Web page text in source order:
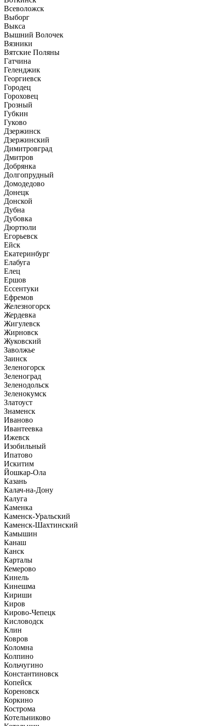
Всеволожск
Выборг
Выкса
Вышний Волочек
Вязники
Вятские Поляны
Гатчина
Геленджик
Георгиевск
Городец
Гороховец
Грозный
Губкин
Гуково
Дзержинск
Дзержинский
Димитровград
Дмитров
Добрянка
Долгопрудный
Домодедово
Донецк
Донской
Дубна
Дубовка
Дюртюли
Егорьевск
Ейск
Екатеринбург
Елабуга
Елец
Ершов
Ессентуки
Ефремов
Железногорск
Жердевка
Жигулевск
Жирновск
Жуковский
Заволжье
Заинск
Зеленогорск
Зеленоград
Зеленодольск
Зеленокумск
Златоуст
Знаменск
Иваново
Ивантеевка
Ижевск
Изобильный
Ипатово
Искитим
Йошкар-Ола
Казань
Калач-на-Дону
Калуга
Каменка
Каменск-Уральский
Каменск-Шахтинский
Камышин
Канаш
Канск
Карталы
Кемерово
Кинель
Кинешма
Кириши
Киров
Кирово-Чепецк
Кисловодск
Клин
Ковров
Коломна
Колпино
Кольчугино
Константиновск
Копейск
Кореновск
Коркино
Кострома
Котельниково